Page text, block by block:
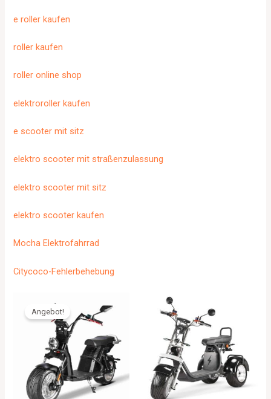
e roller kaufen
roller kaufen
roller online shop
elektroroller kaufen
e scooter mit sitz
elektro scooter mit straßenzulassung
elektro scooter mit sitz
elektro scooter kaufen
Mocha Elektrofahrrad
Citycoco-Fehlerbehebung
Angebot!